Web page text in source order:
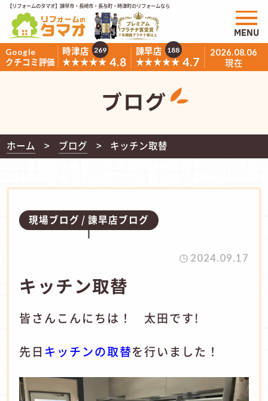
【リフォームのタマオ】諫早市・長崎市・長与町・時津町のリフォームなら
Google
クチコミ評価
時津店
★★★★★ 4.8
269
諫早店
★★★★★ 4.7
188 2026.08.06
現在
MENU
ブログ
ホーム ブログ キッチン取替
現場ブログ 諫早店ブログ
2024.09.17
キッチン取替
皆さんこんにちは！ 太田です!
先日 キッチンの取替を行いました！